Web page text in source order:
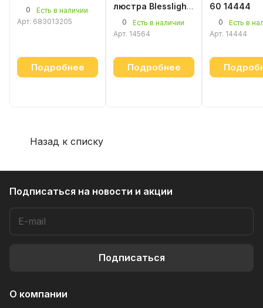
0
Есть в наличии
Арт. 683013205
Подробнее
люстра Blesslight
Ike 7 белый-
золото
0
Есть в наличии
Арт. 14564
Подробнее
60 14444
0
Есть в
Арт. 14444
Назад к списку
Подписаться на новости и акции
Подписаться
О компании